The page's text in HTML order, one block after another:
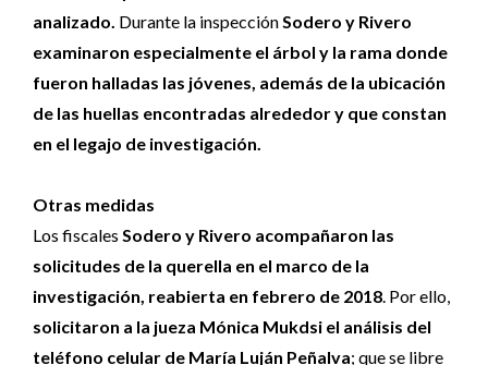
analizado. Durante la inspecciónSodero y Rivero
examinaron especialmente el árbol y la rama donde
fueron halladas las jóvenes, además de la ubicación
de las huellas encontradas alrededor y que constan
en el legajo de investigación.
Otras medidas
Los fiscales Sodero y Rivero acompañaron las
solicitudes de la querella en el marco de la
investigación, reabierta en febrero de 2018. Por ello,
solicitaron a la jueza Mónica Mukdsi el análisis del
teléfono celular de María Luján Peñalva; que se libre